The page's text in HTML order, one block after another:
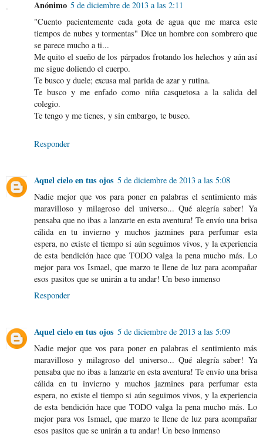
Anónimo 5 de diciembre de 2013 a las 2:11
"Cuento pacientemente cada gota de agua que me marca este
tiempos de nubes y tormentas" Dice un hombre con sombrero que
se parece mucho a ti...
Me quito el sueño de los párpados frotando los helechos y aún así
me sigue doliendo el cuerpo.
Te busco y duele; excusa mal parida de azar y rutina.
Te busco y me enfado como niña casquetosa a la salida del
colegio.
Te tengo y me tienes, y sin embargo, te busco.
Responder
Aquel cielo en tus ojos 5 de diciembre de 2013 a las 5:08
Nadie mejor que vos para poner en palabras el sentimiento más
maravilloso y milagroso del universo... Qué alegría saber! Ya
pensaba que no ibas a lanzarte en esta aventura! Te envío una brisa
cálida en tu invierno y muchos jazmines para perfumar esta
espera, no existe el tiempo si aún seguimos vivos, y la experiencia
de esta bendición hace que TODO valga la pena mucho más. Lo
mejor para vos Ismael, que marzo te llene de luz para acompañar
esos pasitos que se unirán a tu andar! Un beso inmenso
Responder
Aquel cielo en tus ojos 5 de diciembre de 2013 a las 5:09
Nadie mejor que vos para poner en palabras el sentimiento más
maravilloso y milagroso del universo... Qué alegría saber! Ya
pensaba que no ibas a lanzarte en esta aventura! Te envío una brisa
cálida en tu invierno y muchos jazmines para perfumar esta
espera, no existe el tiempo si aún seguimos vivos, y la experiencia
de esta bendición hace que TODO valga la pena mucho más. Lo
mejor para vos Ismael, que marzo te llene de luz para acompañar
esos pasitos que se unirán a tu andar! Un beso inmenso